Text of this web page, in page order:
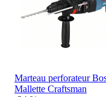
Marteau perforateur
Mallette Craftsman